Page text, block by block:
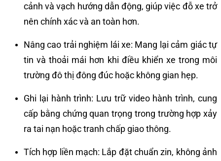
cảnh và vạch hướng dẫn động, giúp việc đỗ xe trở
nên chính xác và an toàn hơn.
Nâng cao trải nghiệm lái xe: Mang lại cảm giác tự
tin và thoải mái hơn khi điều khiển xe trong môi
trường đô thị đông đúc hoặc không gian hẹp.
Ghi lại hành trình: Lưu trữ video hành trình, cung
cấp bằng chứng quan trọng trong trường hợp xảy
ra tai nạn hoặc tranh chấp giao thông.
Tích hợp liền mạch: Lắp đặt chuẩn zin, không ảnh